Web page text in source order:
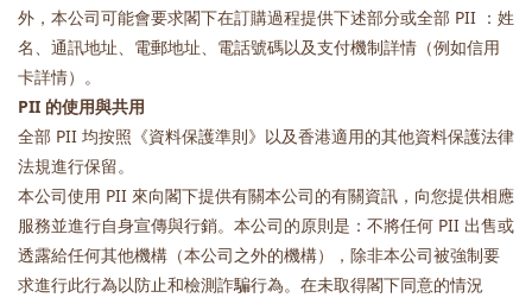
外，本公司可能會要求閣下在訂購過程提供下述部分或全部 PII ：姓
名、通訊地址、電郵地址、電話號碼以及支付機制詳情（例如信用
卡詳情）。
PII 的使用與共用
全部 PII 均按照《資料保護準則》以及香港適用的其他資料保護法律
法規進行保留。
本公司使用 PII 來向閣下提供有關本公司的有關資訊，向您提供相應
服務並進行自身宣傳與行銷。本公司的原則是：不將任何 PII 出售或
透露給任何其他機構（本公司之外的機構），除非本公司被強制要
求進行此行為以防止和檢測詐騙行為。在未取得閣下同意的情況